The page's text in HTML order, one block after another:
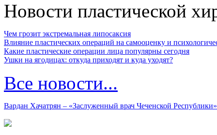
Новости пластической
Чем грозит экстремальная липосаксия
Влияние пластических операций на самооценку и
Какие пластические операции лица популярны сегодня
Ушки на ягодицах: откуда приходят и куда уходят?
Все новости...
Вардан Хачатрян – «Заслуженный врач Чеченской Республики»